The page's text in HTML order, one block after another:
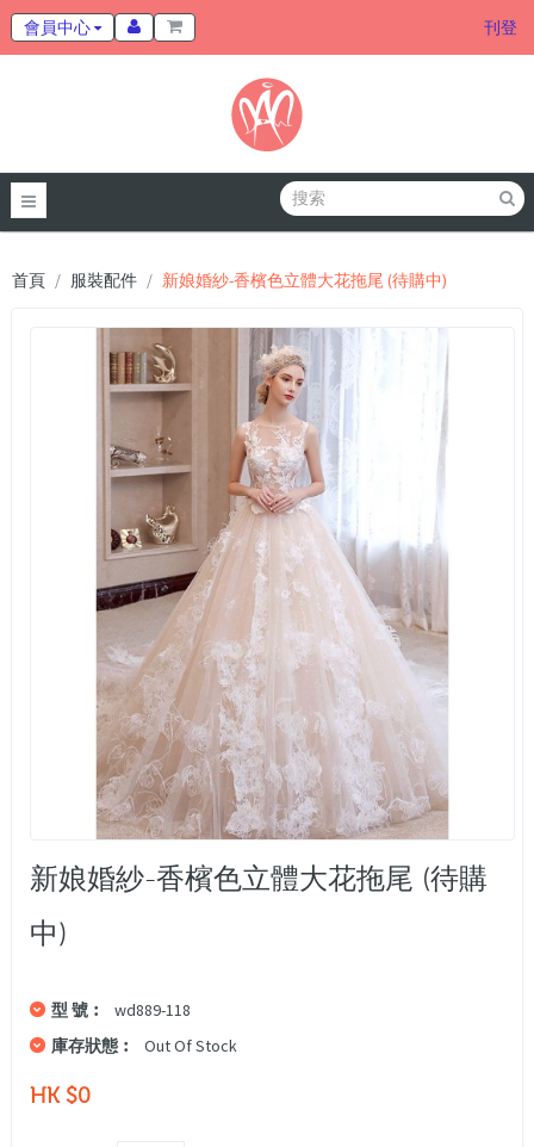
會員中心 刊登
首頁 服裝配件 新娘婚紗-香檳色立體大花拖尾 (待購中)
新娘婚紗-香檳色立體大花拖尾 (待購
中)
型 號︰
wd889-118
庫存狀態︰
Out Of Stock
HK $0